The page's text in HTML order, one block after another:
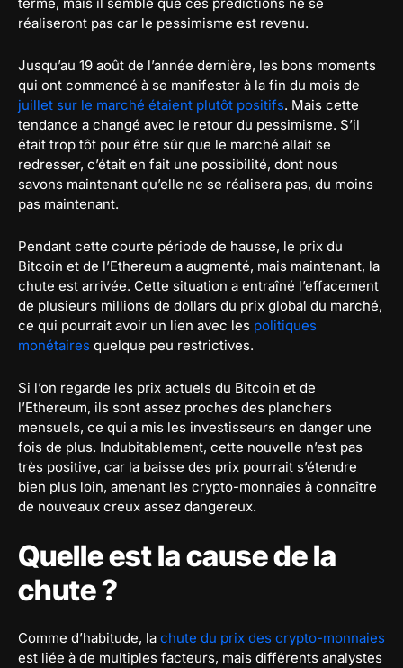
réaliseront pas car le pessimisme est revenu.
Jusqu’au 19 août de l’année dernière, les bons moments
qui ont commencé à se manifester à la fin du mois de
juillet sur le marché étaient plutôt positifs. Mais cette
tendance a changé avec le retour du pessimisme. S’il
était trop tôt pour être sûr que le marché allait se
redresser, c’était en fait une possibilité, dont nous
savons maintenant qu’elle ne se réalisera pas, du moins
pas maintenant.
Pendant cette courte période de hausse, le prix du
Bitcoin et de l’Ethereum a augmenté, mais maintenant, la
chute est arrivée. Cette situation a entraîné l’effacement
de plusieurs millions de dollars du prix global du marché,
ce qui pourrait avoir un lien avec les politiques
monétaires quelque peu restrictives.
Si l’on regarde les prix actuels du Bitcoin et de
l’Ethereum, ils sont assez proches des planchers
mensuels, ce qui a mis les investisseurs en danger une
fois de plus. Indubitablement, cette nouvelle n’est pas
très positive, car la baisse des prix pourrait s’étendre
bien plus loin, amenant les crypto-monnaies à connaître
de nouveaux creux assez dangereux.
Quelle est la cause de la
chute ?
Comme d’habitude, la chute du prix des crypto-monnaies
est liée à de multiples facteurs, mais différents analystes